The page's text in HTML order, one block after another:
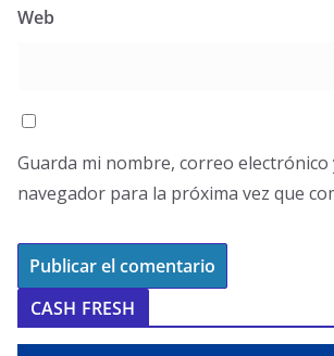
Web
Guarda mi nombre, correo electrónico
navegador para la próxima vez que
CASH FRESH